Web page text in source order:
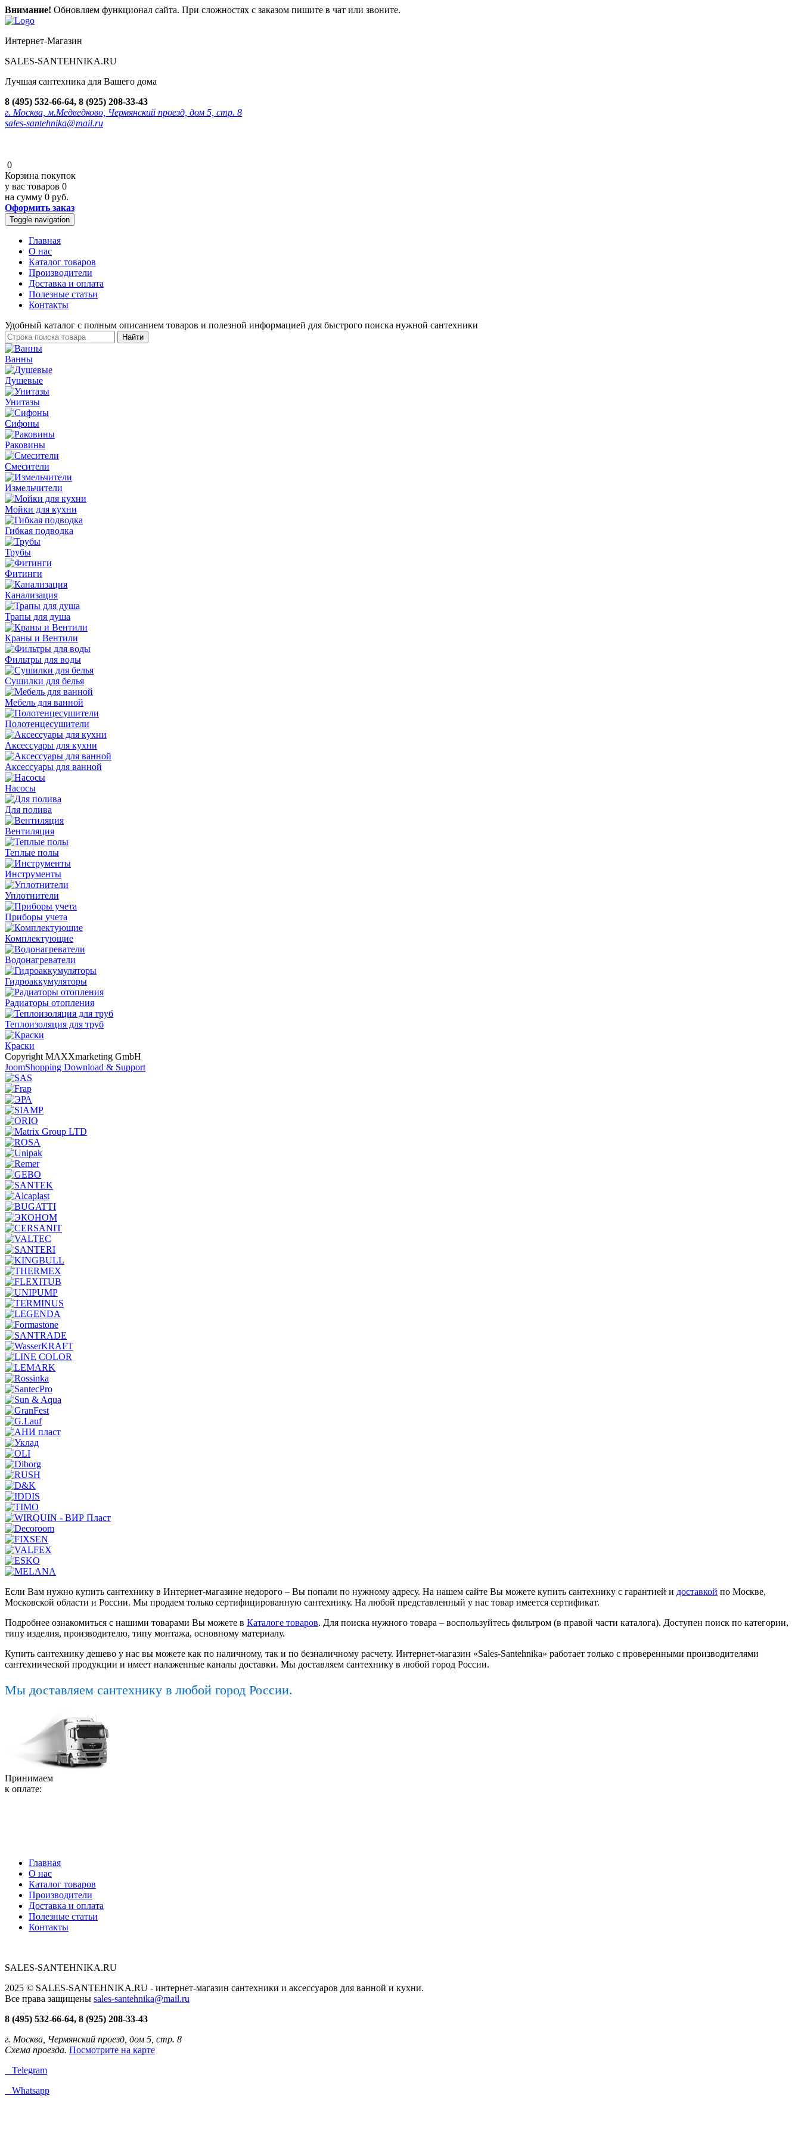
Внимание! Обновляем функционал сайта. При сложностях с заказом пишите в чат или звоните.
Интернет-Магазин
SALES-SANTEHNIKA.RU
Лучшая сантехника для Вашего дома
8 (495) 532-66-64, 8 (925) 208-33-43
г. Москва, м.Медведково, Чермянский проезд, дом 5, стр. 8
sales-santehnika@mail.ru
0
Корзина покупок
у вас товаров 0
на сумму 0 руб.
Оформить заказ
Toggle navigation
Главная
О нас
Каталог товаров
Производители
Доставка и оплата
Полезные статьи
Контакты
Удобный каталог с полным описанием товаров и полезной информацией для быстрого поиска нужной сантехники
Ванны
Душевые
Унитазы
Сифоны
Раковины
Смесители
Измельчители
Мойки для кухни
Гибкая подводка
Трубы
Фитинги
Канализация
Трапы для душа
Краны и Вентили
Фильтры для воды
Сушилки для белья
Мебель для ванной
Полотенцесушители
Аксессуары для кухни
Аксессуары для ванной
Насосы
Для полива
Вентиляция
Теплые полы
Инструменты
Уплотнители
Приборы учета
Комплектующие
Водонагреватели
Гидроаккумуляторы
Радиаторы отопления
Теплоизоляция для труб
Краски
Copyright MAXXmarketing GmbH
JoomShopping Download & Support
Если Вам нужно купить сантехнику в Интернет-магазине недорого – Вы попали по нужному адресу. На нашем сайте Вы можете купить сантехнику с гарантией и доставкой по Москве,
Московской области и России. Мы продаем только сертифицированную сантехнику. На любой представленный у нас товар имеется сертификат.
Подробнее ознакомиться с нашими товарами Вы можете в Каталоге товаров. Для поиска нужного товара – воспользуйтесь фильтром (в правой части каталога). Доступен поиск по категории,
типу изделия, производителю, типу монтажа, основному материалу.
Купить сантехнику дешево у нас вы можете как по наличному, так и по безналичному расчету. Интернет-магазин «Sales-Santehnika» работает только с проверенными производителями
сантехнической продукции и имеет налаженные каналы доставки. Мы доставляем сантехнику в любой город России.
Мы доставляем сантехнику в любой город России.
Принимаем
к оплате:
Главная
О нас
Каталог товаров
Производители
Доставка и оплата
Полезные статьи
Контакты
SALES-SANTEHNIKA.RU
2025 © SALES-SANTEHNIKA.RU - интернет-магазин сантехники и аксессуаров для ванной и кухни.
Все права защищены sales-santehnika@mail.ru
8 (495) 532-66-64, 8 (925) 208-33-43
г. Москва, Чермянский проезд, дом 5, стр. 8
Схема проезда. Посмотрите на карте
Telegram
Whatsapp